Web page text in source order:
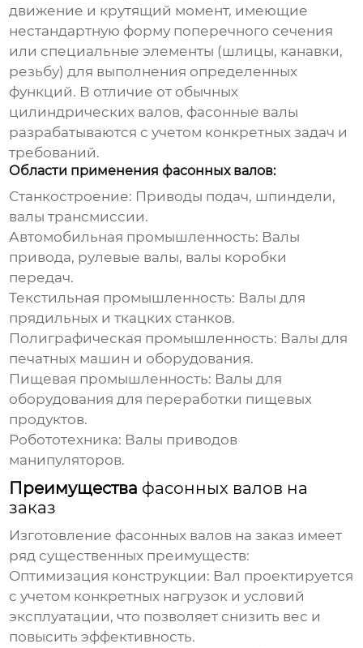
движение и крутящий момент, имеющие
нестандартную форму поперечного сечения
или специальные элементы (шлицы, канавки,
резьбу) для выполнения определенных
функций. В отличие от обычных
цилиндрических валов, фасонные валы
разрабатываются с учетом конкретных задач и
требований.
Области применения фасонных валов:
Станкостроение: Приводы подач, шпиндели,
валы трансмиссии.
Автомобильная промышленность: Валы
привода, рулевые валы, валы коробки
передач.
Текстильная промышленность: Валы для
прядильных и ткацких станков.
Полиграфическая промышленность: Валы для
печатных машин и оборудования.
Пищевая промышленность: Валы для
оборудования для переработки пищевых
продуктов.
Робототехника: Валы приводов
манипуляторов.
Преимущества фасонных валов на
заказ
Изготовление фасонных валов на заказ имеет
ряд существенных преимуществ:
Оптимизация конструкции: Вал проектируется
с учетом конкретных нагрузок и условий
эксплуатации, что позволяет снизить вес и
повысить эффективность.